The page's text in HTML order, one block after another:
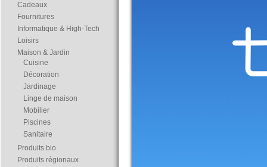
Cadeaux
Fournitures
Informatique & High-Tech
Loisirs
Maison & Jardin
Cuisine
Décoration
Jardinage
Linge de maison
Mobilier
Piscines
Sanitaire
Produits bio
Produits régionaux